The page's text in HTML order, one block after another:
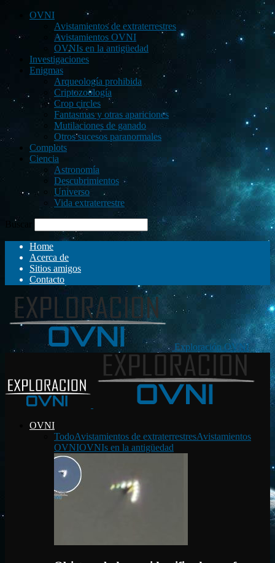
OVNI
Avistamientos de extraterrestres
Avistamientos OVNI
OVNIs en la antigüedad
Investigaciones
Enigmas
Arqueología prohibida
Criptozoología
Crop circles
Fantasmas y otras apariciones
Mutilaciones de ganado
Otros sucesos paranormales
Complots
Ciencia
Astronomía
Descubrimientos
Universo
Vida extraterrestre
Buscar
Home
Acerca de
Sitios amigos
Contacto
Exploración OVNI
OVNI
TodoAvistamientos de extraterrestresAvistamientos
OVNIOVNIs en la antigüedad